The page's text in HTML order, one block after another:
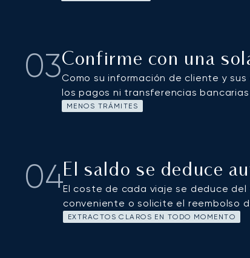
03Confirme con una
Como su información de cliente y
los pagos ni transferencias
MENOS TRÁMITES
04El saldo se deduce
El coste de cada viaje se deduce
conveniente o solicite el reembolso
EXTRACTOS CLAROS EN TODO MOMENTO